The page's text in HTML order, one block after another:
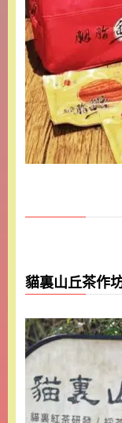
貓裏山丘茶作